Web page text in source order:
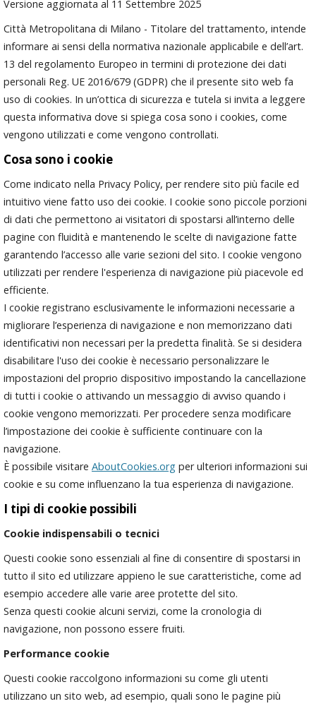
area
footer
Versione aggiornata al 11 Settembre 2025
Città Metropolitana di Milano - Titolare del trattamento, intende
informare ai sensi della normativa nazionale applicabile e dell’art.
13 del regolamento Europeo in termini di protezione dei dati
personali Reg. UE 2016/679 (GDPR) che il presente sito web fa
uso di cookies. In un’ottica di sicurezza e tutela si invita a leggere
questa informativa dove si spiega cosa sono i cookies, come
vengono utilizzati e come vengono controllati.
Cosa sono i cookie
Come indicato nella Privacy Policy, per rendere sito più facile ed
intuitivo viene fatto uso dei cookie. I cookie sono piccole porzioni
di dati che permettono ai visitatori di spostarsi all’interno delle
pagine con fluidità e mantenendo le scelte di navigazione fatte
garantendo l’accesso alle varie sezioni del sito. I cookie vengono
utilizzati per rendere l'esperienza di navigazione più piacevole ed
efficiente.
I cookie registrano esclusivamente le informazioni necessarie a
migliorare l’esperienza di navigazione e non memorizzano dati
identificativi non necessari per la predetta finalità. Se si desidera
disabilitare l'uso dei cookie è necessario personalizzare le
impostazioni del proprio dispositivo impostando la cancellazione
di tutti i cookie o attivando un messaggio di avviso quando i
cookie vengono memorizzati. Per procedere senza modificare
l’impostazione dei cookie è sufficiente continuare con la
navigazione.
È possibile visitare AboutCookies.org per ulteriori informazioni sui
cookie e su come influenzano la tua esperienza di navigazione.
I tipi di cookie possibili
Cookie indispensabili o tecnici
Questi cookie sono essenziali al fine di consentire di spostarsi in
tutto il sito ed utilizzare appieno le sue caratteristiche, come ad
esempio accedere alle varie aree protette del sito.
Senza questi cookie alcuni servizi, come la cronologia di
navigazione, non possono essere fruiti.
Performance cookie
Questi cookie raccolgono informazioni su come gli utenti
utilizzano un sito web, ad esempio, quali sono le pagine più